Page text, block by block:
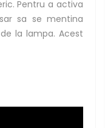
Pentru a activa
sa se mentina
la lampa. Acest